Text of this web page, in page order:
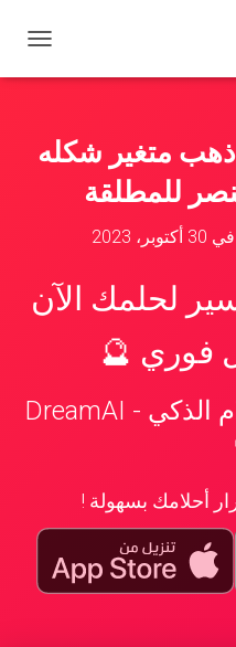
ب
اذهب متغير شكله
للمطلقة
في 30 أكتوبر، 2023
لحلمك الآن
فوري 🔮
📱 تطبيق تفسير الأحلام الذكي - DreamAI
أحلامك بسهولة !